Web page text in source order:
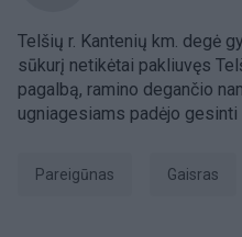
Telšių r. Kantenių km. degė
sūkurį netikėtai pakliuvęs
pagalbą, ramino degančio
ugniagesiams padėjo gesinti
pareigūnas Gaisras